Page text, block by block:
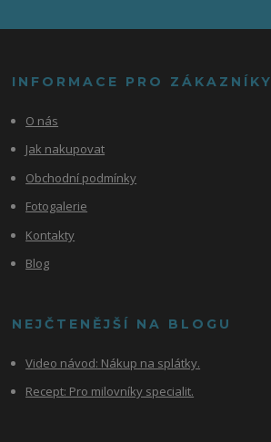
INFORMACE PRO ZÁKAZNÍKY
O nás
Jak nakupovat
Obchodní podmínky
Fotogalerie
Kontakty
Blog
NEJČTENĚJŠÍ NA BLOGU
Video návod: Nákup na splátky.
Recept: Pro milovníky specialit.